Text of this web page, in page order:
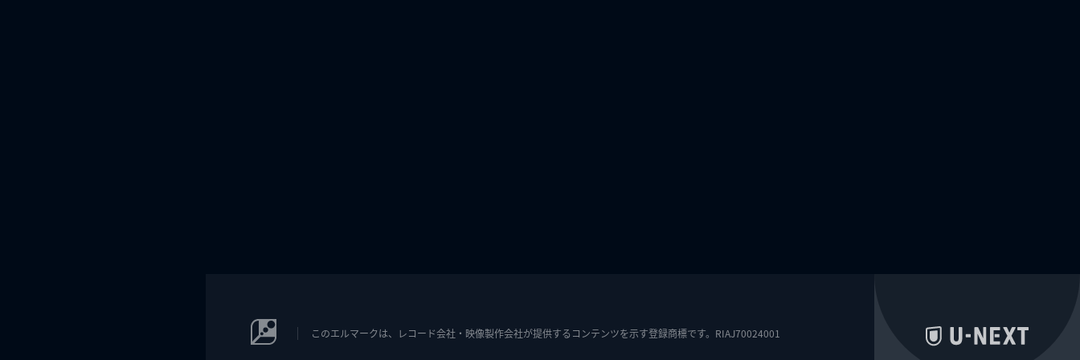
このエルマークは、レコード会社・映像製作会社が提供するコンテンツを示す登録商標です。RIAJ70024001